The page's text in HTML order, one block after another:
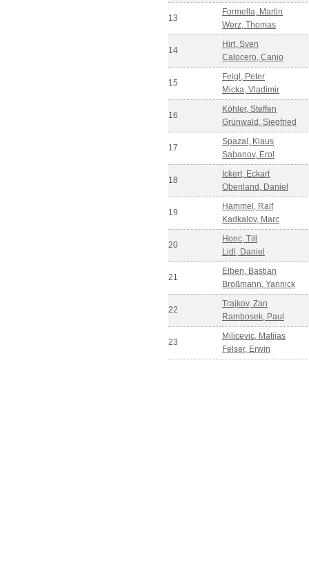
13
Formella, Martin
Werz, Thomas
14
Hirt, Sven
Calocero, Canio
15
Feigl, Peter
Micka, Vladimir
16
Köhler, Steffen
Grünwald, Siegfried
17
Spazal, Klaus
Sabanov, Erol
18
Ickert, Eckart
Obenland, Daniel
19
Hammel, Ralf
Kadkalov, Marc
20
Honc, Till
Lidl, Daniel
21
Elben, Bastian
Broßmann, Yannick
22
Trajkov, Zan
Rambosek, Paul
23
Milicevic, Matijas
Felser, Erwin